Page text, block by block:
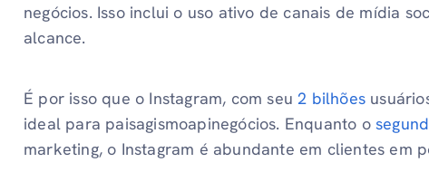
negócios. Isso inclui o uso ativo de canais de mídia
alcance.
É por isso que o Instagram, com seu2 bilhões
ideal para paisagismoapinegócios. Enquanto o
marketing, o Instagram é abundante em clientes em